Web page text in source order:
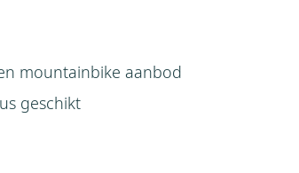
mountainbike aanbod
geschikt